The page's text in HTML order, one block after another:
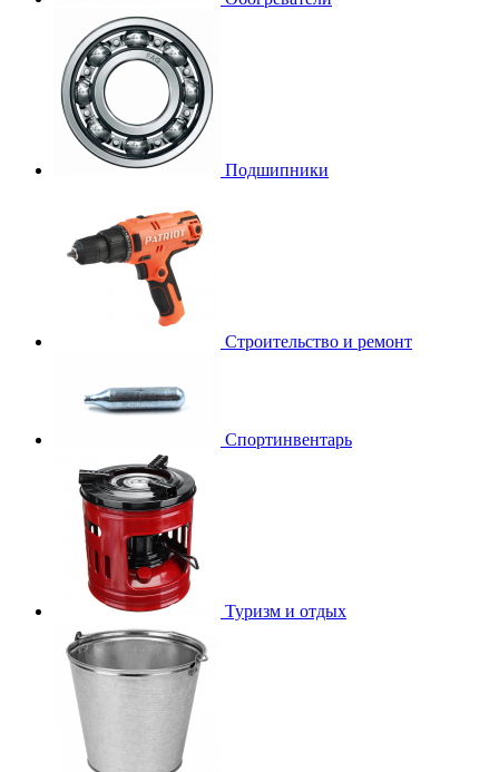
Подшипники
Строительство и ремонт
Спортинвентарь
Туризм и отдых